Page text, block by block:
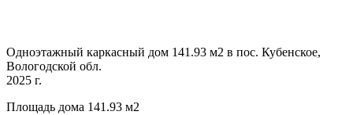
Одноэтажный каркасный дом 141.93 м2 в пос. Кубенское,
Вологодской обл.
2025 г.
Площадь дома 141.93 м2